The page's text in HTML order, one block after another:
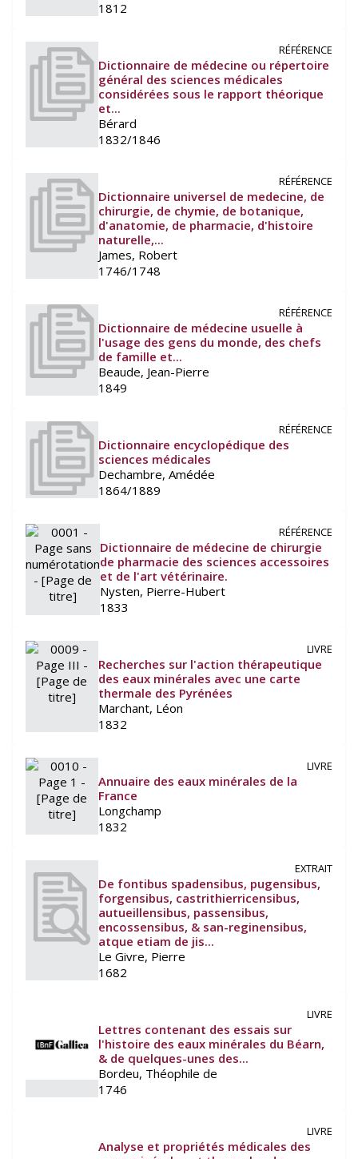
1812
RÉFÉRENCE
Dictionnaire de médecine ou répertoire
général des sciences médicales
considérées sous le rapport théorique
et...
Bérard
1832/1846
RÉFÉRENCE
Dictionnaire universel de medecine, de
chirurgie, de chymie, de botanique,
d'anatomie, de pharmacie, d'histoire
naturelle,...
James, Robert
1746/1748
RÉFÉRENCE
Dictionnaire de médecine usuelle à
l'usage des gens du monde, des chefs
de famille et...
Beaude, Jean-Pierre
1849
RÉFÉRENCE
Dictionnaire encyclopédique des
sciences médicales
Dechambre, Amédée
1864/1889
RÉFÉRENCE
Dictionnaire de médecine de chirurgie
de pharmacie des sciences accessoires
et de l'art vétérinaire.
Nysten, Pierre-Hubert
1833
LIVRE
Recherches sur l'action thérapeutique
des eaux minérales avec une carte
thermale des Pyrénées
Marchant, Léon
1832
LIVRE
Annuaire des eaux minérales de la
France
Longchamp
1832
EXTRAIT
De fontibus spadensibus, pugensibus,
forgensibus, castrithierricensibus,
autueillensibus, passensibus,
encossensibus, & san-reginensibus,
atque etiam de jis...
Le Givre, Pierre
1682
LIVRE
Lettres contenant des essais sur
l'histoire des eaux minérales du Béarn,
& de quelques-unes des...
Bordeu, Théophile de
1746
LIVRE
Analyse et propriétés médicales des